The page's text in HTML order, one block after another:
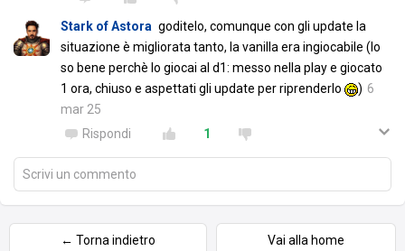
Stark of Astora goditelo, comunque con gli update la
situazione è migliorata tanto, la vanilla era ingiocabile (lo
so bene perchè lo giocai al d1: messo nella play e giocato
1 ora, chiuso e aspettati gli update per riprenderlo
) 6
mar 25
Rispondi
1
Scrivi un commento
← Torna indietro Vai alla home